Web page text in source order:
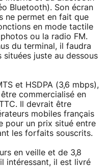
Bluetooth). Son écran
ne permet en fait que
en mode tactile
ou la radio FM.
du terminal, il faudra
situées juste au dessous
et HSDPA (3,6 mbps),
commercialisé en
Il devrait être
mobiles français
pour un prix situé entre
les forfaits souscrits.
en veille et de 3,8
intéressant, il est livré